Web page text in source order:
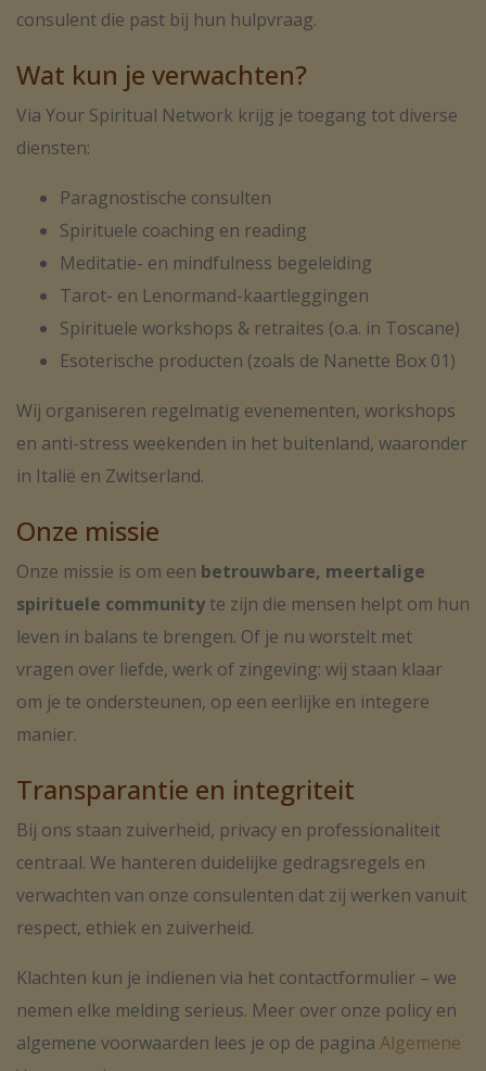
consulent die past bij hun hulpvraag.
Wat kun je verwachten?
Via Your Spiritual Network krijg je toegang tot diverse
diensten:
Paragnostische consulten
Spirituele coaching en reading
Meditatie- en mindfulness begeleiding
Tarot- en Lenormand-kaartleggingen
Spirituele workshops & retraites (o.a. in Toscane)
Esoterische producten (zoals de Nanette Box 01)
Wij organiseren regelmatig evenementen, workshops
en anti-stress weekenden in het buitenland, waaronder
in Italië en Zwitserland.
Onze missie
Onze missie is om een betrouwbare, meertalige
spirituele community te zijn die mensen helpt om hun
leven in balans te brengen. Of je nu worstelt met
vragen over liefde, werk of zingeving: wij staan klaar
om je te ondersteunen, op een eerlijke en integere
manier.
Transparantie en integriteit
Bij ons staan zuiverheid, privacy en professionaliteit
centraal. We hanteren duidelijke gedragsregels en
verwachten van onze consulenten dat zij werken vanuit
respect, ethiek en zuiverheid.
Klachten kun je indienen via het contactformulier – we
nemen elke melding serieus. Meer over onze policy en
algemene voorwaarden lees je op de pagina Algemene